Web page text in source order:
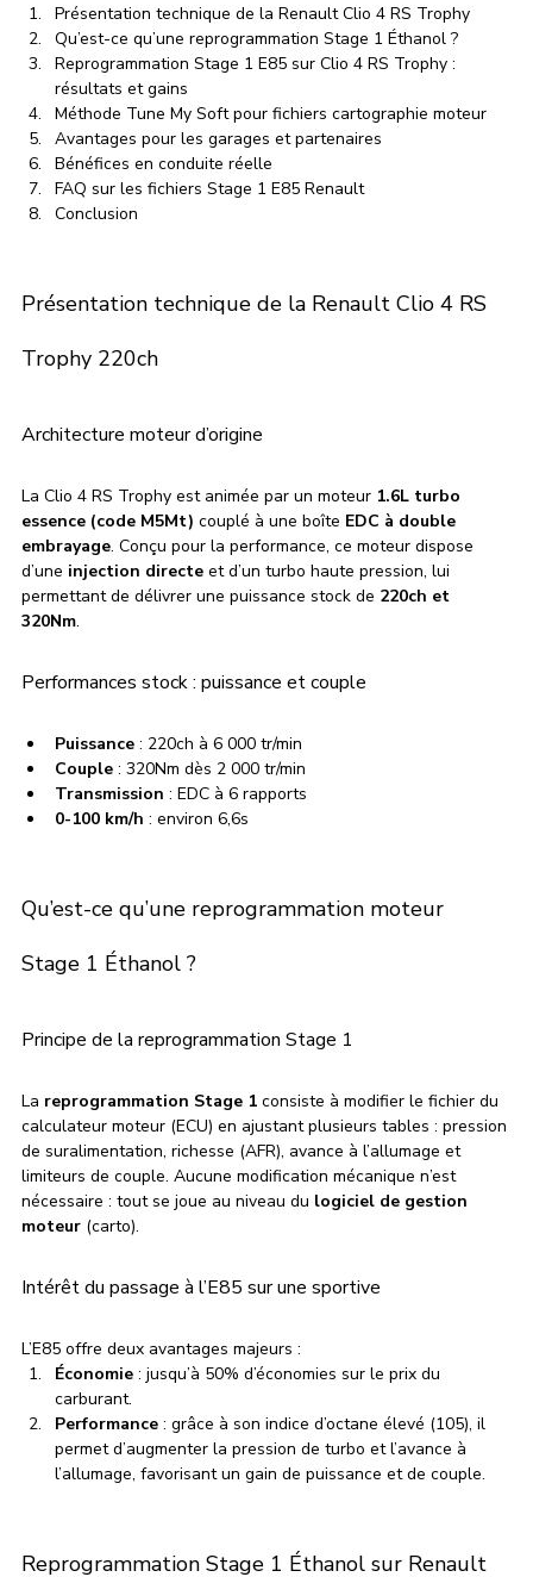
Présentation technique de la Renault Clio 4 RS Trophy
Qu’est-ce qu’une reprogrammation Stage 1 Éthanol ?
Reprogrammation Stage 1 E85 sur Clio 4 RS Trophy :
résultats et gains
Méthode Tune My Soft pour fichiers cartographie moteur
Avantages pour les garages et partenaires
Bénéfices en conduite réelle
FAQ sur les fichiers Stage 1 E85 Renault
Conclusion
Présentation technique de la Renault Clio 4 RS
Trophy 220ch
Architecture moteur d’origine
La Clio 4 RS Trophy est animée par un moteur 1.6L turbo
essence (code M5Mt) couplé à une boîte EDC à double
embrayage. Conçu pour la performance, ce moteur dispose
d’une injection directe et d’un turbo haute pression, lui
permettant de délivrer une puissance stock de 220ch et
320Nm.
Performances stock : puissance et couple
Puissance : 220ch à 6 000 tr/min
Couple : 320Nm dès 2 000 tr/min
Transmission : EDC à 6 rapports
0-100 km/h : environ 6,6s
Qu’est-ce qu’une reprogrammation moteur
Stage 1 Éthanol ?
Principe de la reprogrammation Stage 1
La reprogrammation Stage 1 consiste à modifier le fichier du
calculateur moteur (ECU) en ajustant plusieurs tables : pression
de suralimentation, richesse (AFR), avance à l’allumage et
limiteurs de couple. Aucune modification mécanique n’est
nécessaire : tout se joue au niveau du logiciel de gestion
moteur (carto).
Intérêt du passage à l’E85 sur une sportive
L’E85 offre deux avantages majeurs :
Économie : jusqu’à 50% d’économies sur le prix du
carburant.
Performance : grâce à son indice d’octane élevé (105), il
permet d’augmenter la pression de turbo et l’avance à
l’allumage, favorisant un gain de puissance et de couple.
Reprogrammation Stage 1 Éthanol sur Renault